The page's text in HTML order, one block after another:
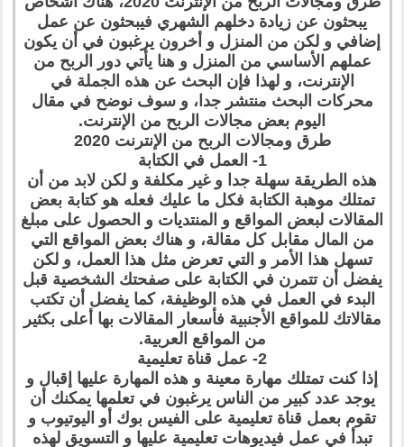
يبحثون عن زيادة دخلهم الشهري فيبحثون عن عمل
إضافي و لكن من المنزل و أخرون يرغبون في أن يكون
عملهم الأساسي من المنزل و هنا يأتي دور الربح من
الإنترنت، و لهذا فإن البحث عن هذه الجملة في
محركات البحث منتشر جدا، و سوف نوضح في مقال
اليوم بعض مجالات الربح من الإنترنت.
طرق ومجالات الربح من الإنترنت 2020
1- العمل في الكتابة
هذه الطريقة سهلة جدا و غير مكلفة و لكن لابد من أن
تمتلك موهبة الكتابة فكل ما عليك فعله هو كتابة بعض
المقالات لبعض المواقع و المنتديات و الحصول على مبلغ
من المال مقابل كل مقالة، و هناك بعض المواقع التي
تسهل هذا الأمر و التي تعرض مثل هذا العمل، و لكن
يفضل أن تتمرن في الكتابة على صفحتك الشخصية قبل
البدء في العمل في هذه الوظيفة، كما يفضل أن تكتب
مقالاتك للمواقع الأجنبية فأسعار المقالات بها أعلى بكثير
من المواقع العربية.
2- عمل قناة تعليمية
إذا كنت تمتلك مهارة معينة و هذه المهارة عليها إقبال و
يوجد عدد كبير من الناس يرغبون في تعلمها يمكنك أن
تقوم بعمل قناة تعليمية على الفيس بوك أو اليوتيوب و
تبدأ في عمل فيديوهات تعليمية عليها و التسويق لهذه